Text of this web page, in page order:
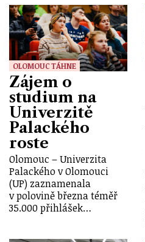
OLOMOUC TÁHNE
Zájem o
studium na
Univerzitě
Palackého
roste
Olomouc – Univerzita
Palackého v Olomouci
(UP) zaznamenala
v polovině března téměř
35.000 přihlášek…